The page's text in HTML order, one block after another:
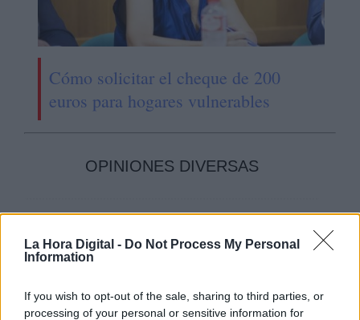
La Hora Digital - Do Not Process My Personal
Information
If you wish to opt-out of the sale, sharing to third parties, or
processing of your personal or sensitive information for
Cómo solicitar el cheque de 200
euros para hogares vulnerables
OPINIONES DIVERSAS
¿La ciudadanía de Occidente
es consciente del riesgo de
una tercera guerra mundial?